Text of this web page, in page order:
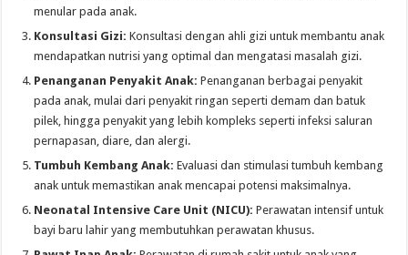
menular pada anak.
Konsultasi Gizi: Konsultasi dengan ahli gizi untuk membantu anak
mendapatkan nutrisi yang optimal dan mengatasi masalah gizi.
Penanganan Penyakit Anak: Penanganan berbagai penyakit
pada anak, mulai dari penyakit ringan seperti demam dan batuk
pilek, hingga penyakit yang lebih kompleks seperti infeksi saluran
pernapasan, diare, dan alergi.
Tumbuh Kembang Anak: Evaluasi dan stimulasi tumbuh kembang
anak untuk memastikan anak mencapai potensi maksimalnya.
Neonatal Intensive Care Unit (NICU): Perawatan intensif untuk
bayi baru lahir yang membutuhkan perawatan khusus.